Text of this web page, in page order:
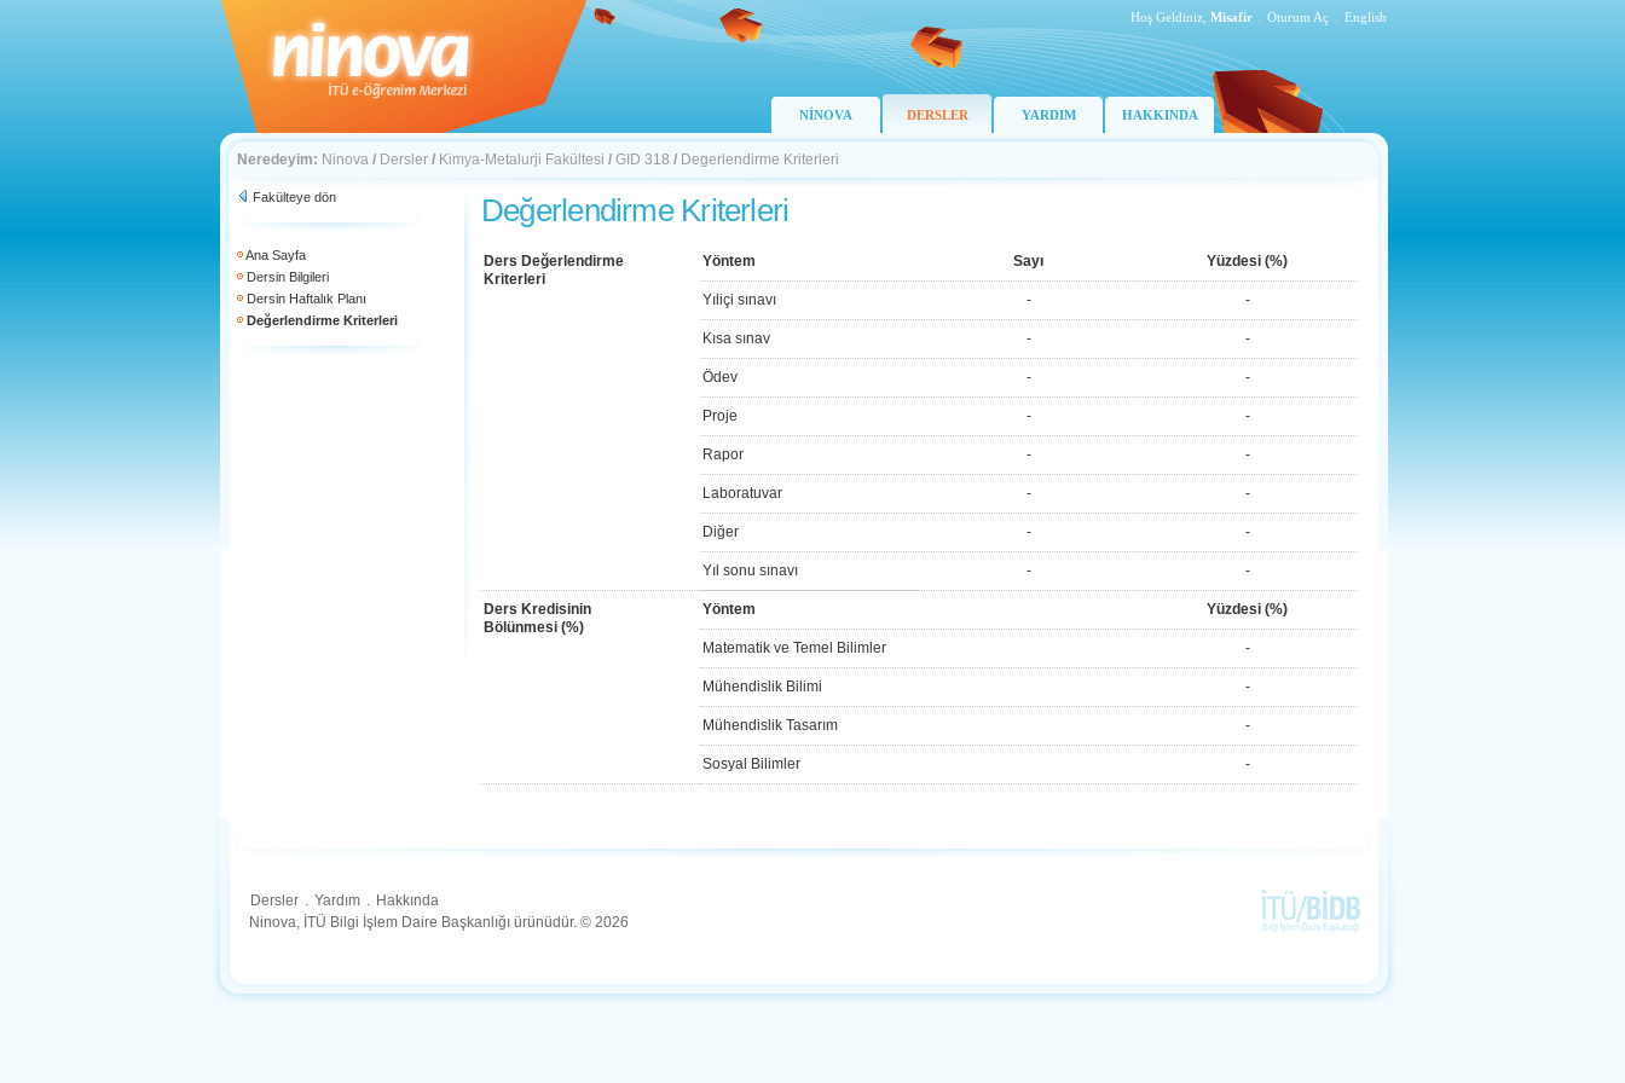
Hoş Geldiniz, Misafir Oturum Aç English
NİNOVA DERSLER YARDIM HAKKINDA
Neredeyim: Ninova / Dersler / Kimya-Metalurji Fakültesi / GID 318 / Degerlendirme Kriterleri
Fakülteye dön
Ana Sayfa
Dersin Bilgileri
Dersin Haftalık Planı
Değerlendirme Kriterleri
Değerlendirme Kriterleri
Ders Değerlendirme
Kriterleri
Yöntem Sayı Yüzdesi (%)
Yıliçi sınavı - -
Kısa sınav - -
Ödev - -
Proje - -
Rapor - -
Laboratuvar - -
Diğer - -
Yıl sonu sınavı - -
Ders Kredisinin
Bölünmesi (%)
Yöntem Yüzdesi (%)
Matematik ve Temel Bilimler -
Mühendislik Bilimi -
Mühendislik Tasarım -
Sosyal Bilimler -
Dersler . Yardım . Hakkında
Ninova, İTÜ Bilgi İşlem Daire Başkanlığı ürünüdür. © 2026